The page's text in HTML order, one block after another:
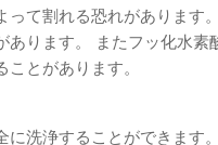
って割れる恐れがあります
ります。 またフッ化水素
とがあります。
に洗浄することができます